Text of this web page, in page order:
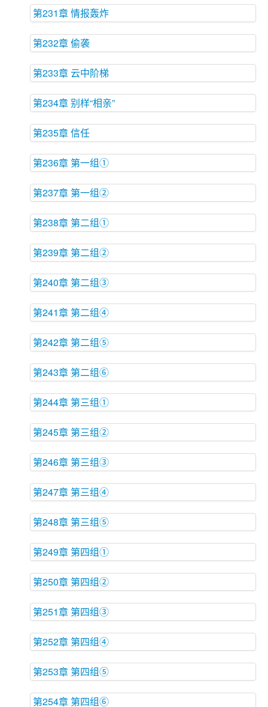
第231章 情报轰炸
第232章 偷袭
第233章 云中阶梯
第234章 别样“相亲”
第235章 信任
第236章 第一组①
第237章 第一组②
第238章 第二组①
第239章 第二组②
第240章 第二组③
第241章 第二组④
第242章 第二组⑤
第243章 第二组⑥
第244章 第三组①
第245章 第三组②
第246章 第三组③
第247章 第三组④
第248章 第三组⑤
第249章 第四组①
第250章 第四组②
第251章 第四组③
第252章 第四组④
第253章 第四组⑤
第254章 第四组⑥